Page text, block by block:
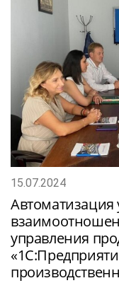
15.07.2024
Автоматизация
управления